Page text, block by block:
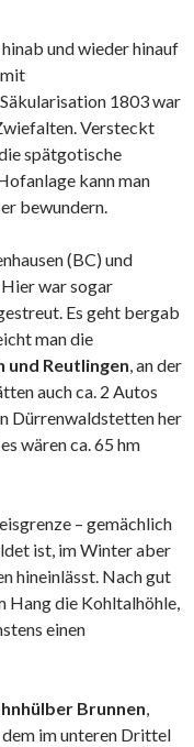
und wieder hinauf
1803 war
Versteckt
spätgotische
kann man
bewundern.
(BC) und
war sogar
Es geht bergab
man die
und Reutlingen, an der
auch ca. 2 Autos
Dürrenwaldstetten her
wären ca. 65 hm
– gemächlich
ist, im Winter aber
hineinlässt. Nach gut
Hang die Kohltalhöhle,
einen
Brunnen,
dem im unteren Drittel